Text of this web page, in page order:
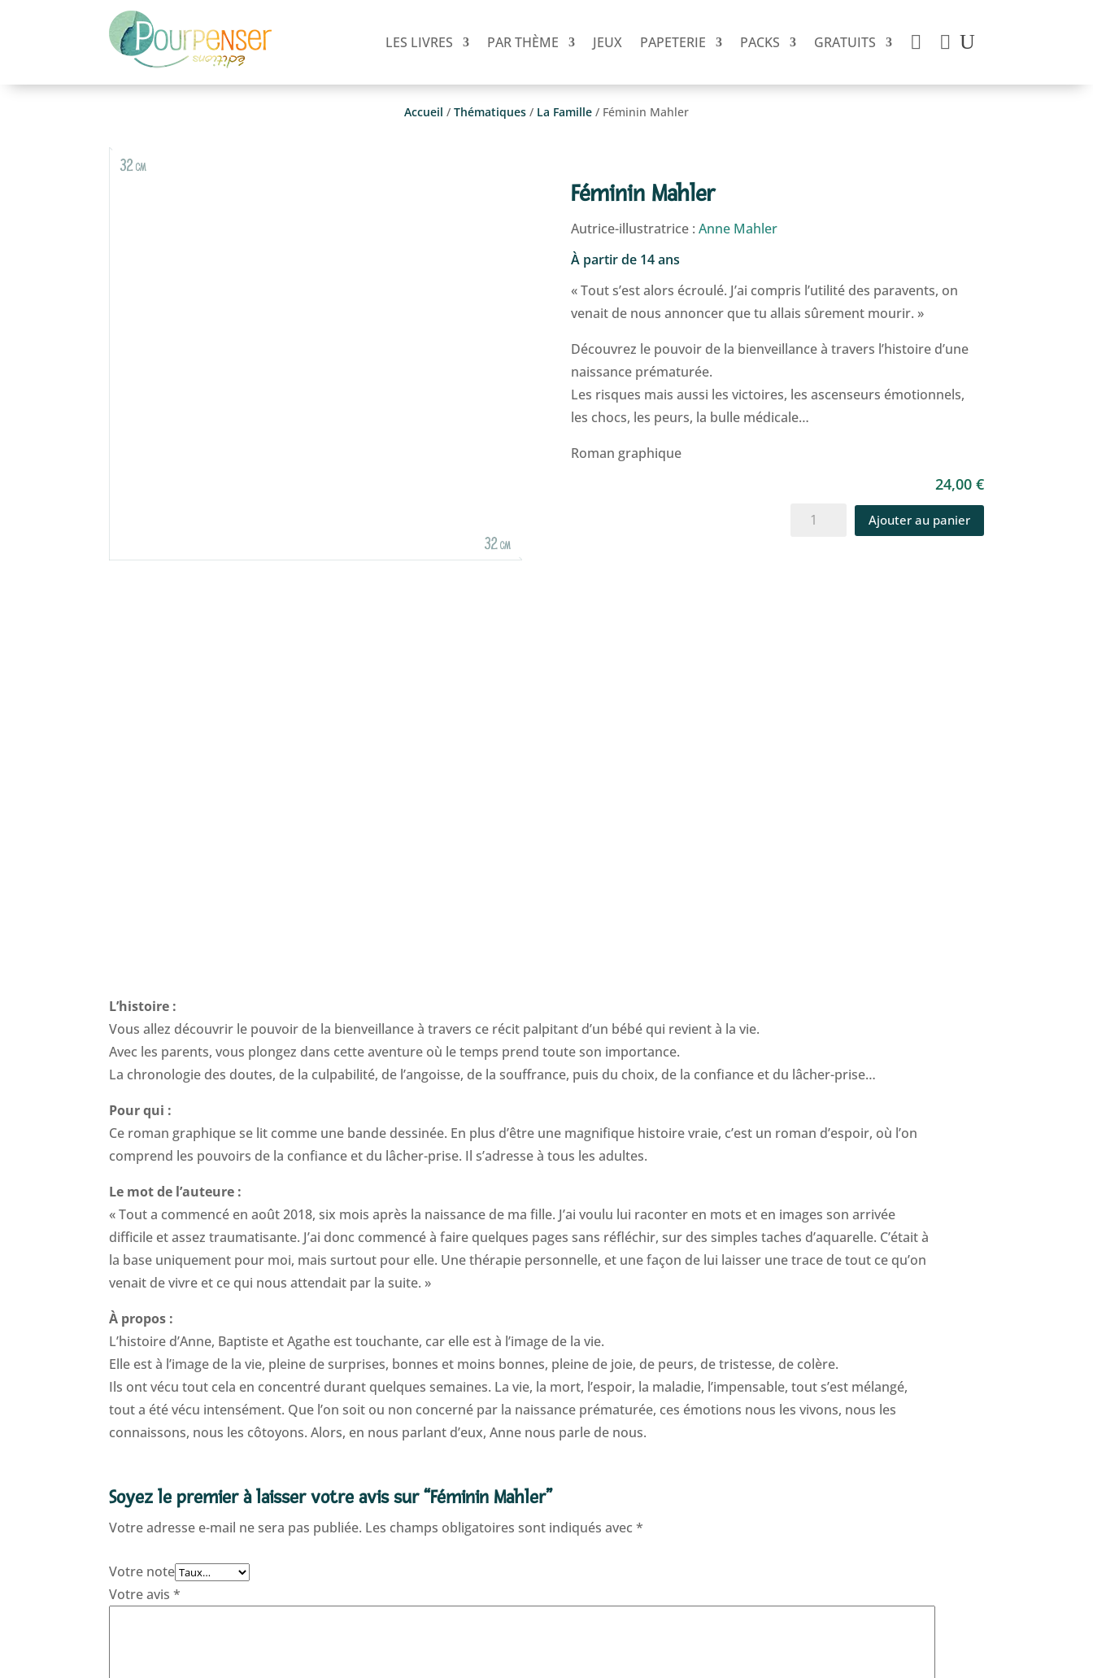
LES LIVRES PAR THÈME JEUX PAPETERIE PACKS GRATUITS  
Accueil / Thématiques / La Famille / Féminin Mahler
Féminin Mahler
Autrice-illustratrice : Anne Mahler
À partir de 14 ans
« Tout s’est alors écroulé. J’ai compris l’utilité des paravents, on
venait de nous annoncer que tu allais sûrement mourir. »
Découvrez le pouvoir de la bienveillance à travers l’histoire d’une
naissance prématurée.
Les risques mais aussi les victoires, les ascenseurs émotionnels,
les chocs, les peurs, la bulle médicale…
Roman graphique
24,00 €
quantité
Ajouter au panier
L’histoire :
Vous allez découvrir le pouvoir de la bienveillance à travers ce récit palpitant d’un bébé qui revient à la vie.
Avec les parents, vous plongez dans cette aventure où le temps prend toute son importance.
La chronologie des doutes, de la culpabilité, de l’angoisse, de la souffrance, puis du choix, de la confiance et du lâcher-prise…
Pour qui :
Ce roman graphique se lit comme une bande dessinée. En plus d’être une magnifique histoire vraie, c’est un roman d’espoir, où l’on
comprend les pouvoirs de la confiance et du lâcher-prise. Il s’adresse à tous les adultes.
Le mot de l’auteure :
« Tout a commencé en août 2018, six mois après la naissance de ma fille. J’ai voulu lui raconter en mots et en images son arrivée
difficile et assez traumatisante. J’ai donc commencé à faire quelques pages sans réfléchir, sur des simples taches d’aquarelle. C’était à
la base uniquement pour moi, mais surtout pour elle. Une thérapie personnelle, et une façon de lui laisser une trace de tout ce qu’on
venait de vivre et ce qui nous attendait par la suite. »
À propos :
L’histoire d’Anne, Baptiste et Agathe est touchante, car elle est à l’image de la vie.
Elle est à l’image de la vie, pleine de surprises, bonnes et moins bonnes, pleine de joie, de peurs, de tristesse, de colère.
Ils ont vécu tout cela en concentré durant quelques semaines. La vie, la mort, l’espoir, la maladie, l’impensable, tout s’est mélangé,
tout a été vécu intensément. Que l’on soit ou non concerné par la naissance prématurée, ces émotions nous les vivons, nous les
connaissons, nous les côtoyons. Alors, en nous parlant d’eux, Anne nous parle de nous.
Soyez le premier à laisser votre avis sur “Féminin Mahler”
Votre adresse e-mail ne sera pas publiée. Les champs obligatoires sont indiqués avec*
Votre note
Votre avis*